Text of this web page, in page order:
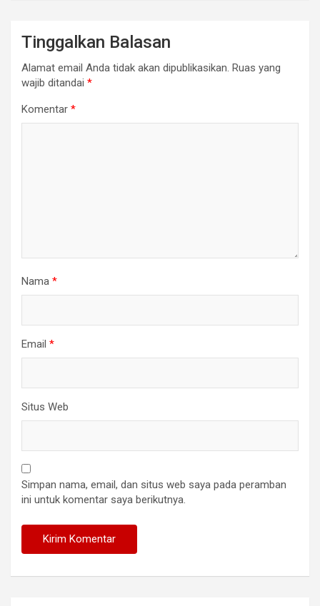
Tinggalkan Balasan
Alamat email Anda tidak akan dipublikasikan. Ruas yang
wajib ditandai *
Komentar *
Nama *
Email *
Situs Web
Simpan nama, email, dan situs web saya pada peramban
ini untuk komentar saya berikutnya.